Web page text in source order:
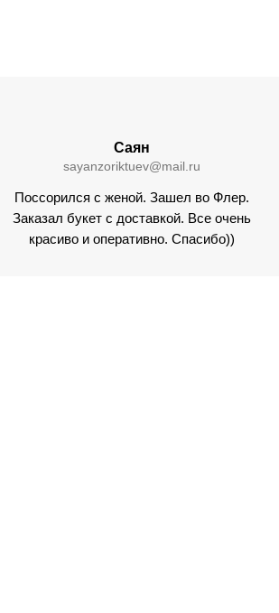
Саян
sayanzoriktuev@mail.ru
Поссорился с женой. Зашел во Флер.
Заказал букет с доставкой. Все очень
красиво и оперативно. Спасибо))